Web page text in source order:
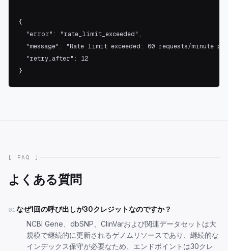
{
  "error": "rate_limit_exceeded",
"message": "Rate limit exceeded: 60 requests/minute
  "retry_after": 12
}
[ FAQ ]
よくある質問
01なぜ1回の呼び出しが30クレジットなのですか？
NCBI Gene、dbSNP、ClinVarおよび関連データセットは大
規模で継続的に更新されるゲノムリソースであり、継続的な
インデックス保守が必要なため、エンドポイントは30クレ